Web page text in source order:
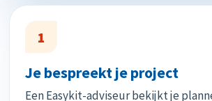
1
Je bespreekt je project
Een Easykit-adviseur bekijkt je